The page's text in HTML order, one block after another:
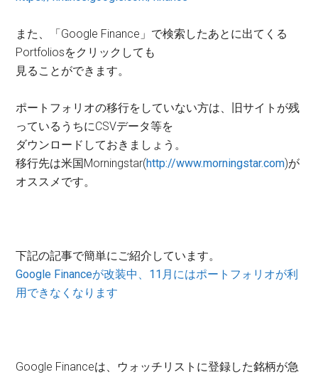
また、「Google Finance」で検索したあとに出てくる
Portfoliosをクリックしても
見ることができます。
ポートフォリオの移行をしていない方は、旧サイトが残
っているうちにCSVデータ等を
ダウンロードしておきましょう。
移行先は米国Morningstar(http://www.morningstar.com)が
オススメです。
下記の記事で簡単にご紹介しています。
Google Financeが改装中、11月にはポートフォリオが利
用できなくなります
Google Financeは、ウォッチリストに登録した銘柄が急